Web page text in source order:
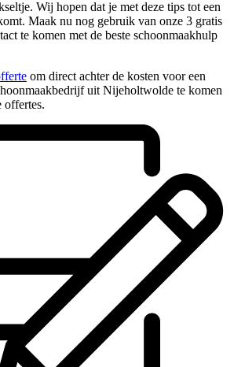
Wij hopen dat je met deze tips tot een
Maak nu nog gebruik van onze 3 gratis
te komen met de beste schoonmaakhulp
om direct achter de kosten voor een
uit Nijeholtwolde te komen